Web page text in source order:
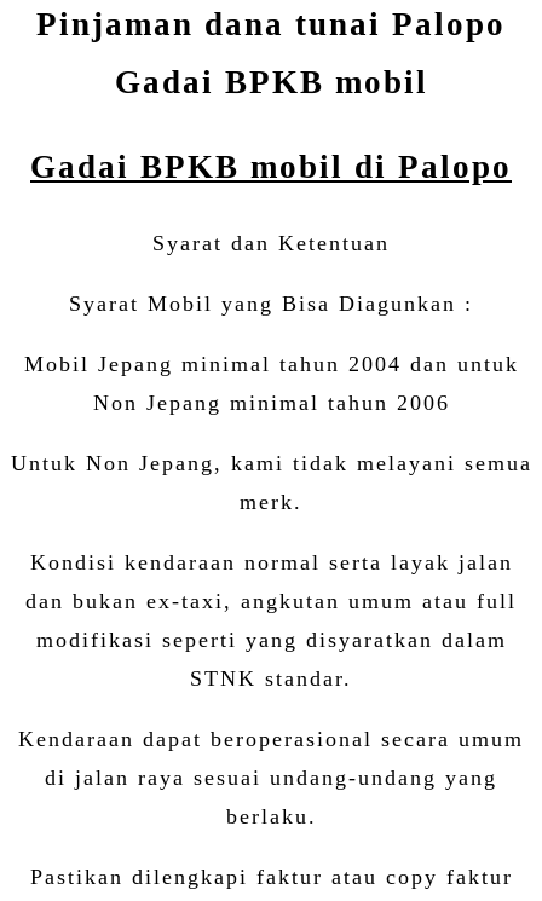
Pinjaman dana tunai Palopo
Gadai BPKB mobil
Gadai BPKB mobil di Palopo
Syarat dan Ketentuan
Syarat Mobil yang Bisa Diagunkan :
Mobil Jepang minimal tahun 2004 dan untuk
Non Jepang minimal tahun 2006
Untuk Non Jepang, kami tidak melayani semua
merk.
Kondisi kendaraan normal serta layak jalan
dan bukan ex-taxi, angkutan umum atau full
modifikasi seperti yang disyaratkan dalam
STNK standar.
Kendaraan dapat beroperasional secara umum
di jalan raya sesuai undang-undang yang
berlaku.
Pastikan dilengkapi faktur atau copy faktur